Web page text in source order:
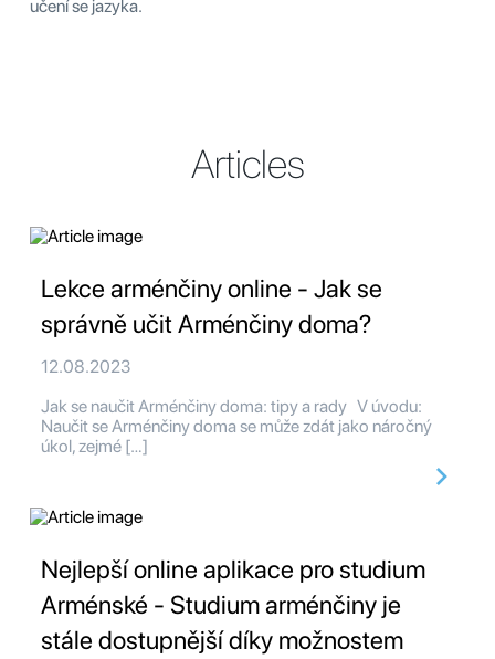
učení se jazyka.
Articles
Lekce arménčiny online - Jak se
správně učit Arménčiny doma?
12.08.2023
Jak se naučit Arménčiny doma: tipy a rady V úvodu:
Naučit se Arménčiny doma se může zdát jako náročný
úkol, zejmé […]
Nejlepší online aplikace pro studium
Arménské - Studium arménčiny je
stále dostupnější díky možnostem